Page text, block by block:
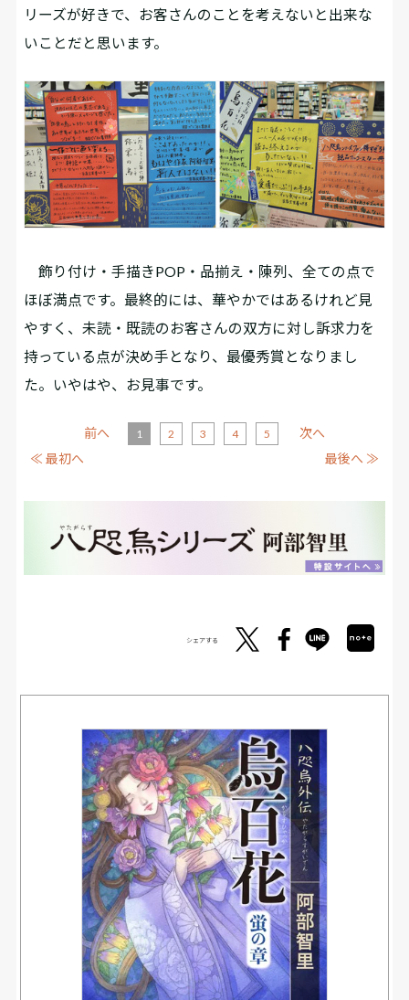
リーズが好きで、お客さんのことを考えないと出来な
いことだと思います。
飾り付け・手描きPOP・品揃え・陳列、全ての点で
ほぼ満点です。最終的には、華やかではあるけれど見
やすく、未読・既読のお客さんの双方に対し訴求力を
持っている点が決め手となり、最優秀賞となりまし
た。いやはや、お見事です。
≪ 最初へ
前へ 1 2 3 4 5
次へ
最後へ ≫
シェアする